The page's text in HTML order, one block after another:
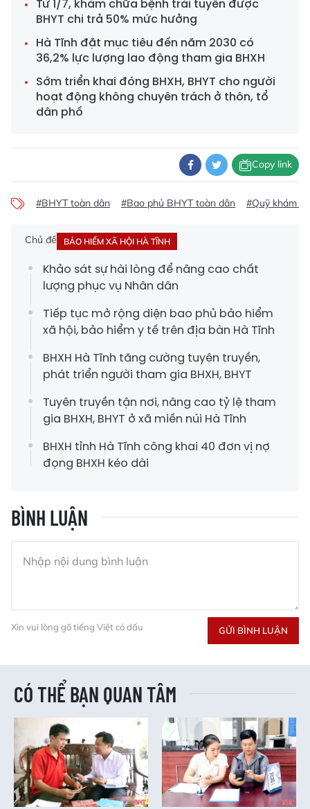
Từ 1/7, khám chữa bệnh trái tuyến được
BHYT chi trả 50% mức hưởng
Hà Tĩnh đặt mục tiêu đến năm 2030 có
36,2% lực lượng lao động tham gia BHXH
Sớm triển khai đóng BHXH, BHYT cho người
hoạt động không chuyên trách ở thôn, tổ
dân phố
Copy link
#BHYT toàn dân #Bao phủ BHYT toàn dân #Quỹ khám
Chủ đề BẢO HIỂM XÃ HỘI HÀ TĨNH
Khảo sát sự hài lòng để nâng cao chất
lượng phục vụ Nhân dân
Tiếp tục mở rộng diện bao phủ bảo hiểm
xã hội, bảo hiểm y tế trên địa bàn Hà Tĩnh
BHXH Hà Tĩnh tăng cường tuyên truyền,
phát triển người tham gia BHXH, BHYT
Tuyên truyền tận nơi, nâng cao tỷ lệ tham
gia BHXH, BHYT ở xã miền núi Hà Tĩnh
BHXH tỉnh Hà Tĩnh công khai 40 đơn vị nợ
đọng BHXH kéo dài
BÌNH LUẬN
Xin vui lòng gõ tiếng Việt có dấu GỬI BÌNH LUẬN
CÓ THỂ BẠN QUAN TÂM